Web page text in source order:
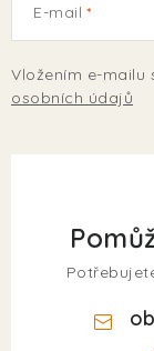
E-mail
Vložením e-mailu
osobních údajů